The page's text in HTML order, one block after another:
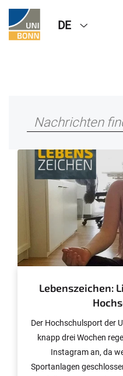
DE
Lebenszeichen:
Der Hochschulsport der
knapp drei Wochen
Instagram an, da
Sportanlagen